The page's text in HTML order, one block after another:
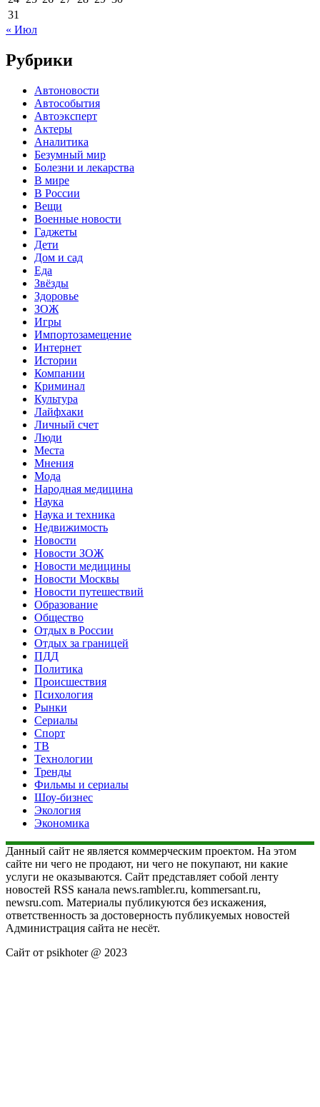
31
« Июл
Рубрики
Автоновости
Автособытия
Автоэксперт
Актеры
Аналитика
Безумный мир
Болезни и лекарства
В мире
В России
Вещи
Военные новости
Гаджеты
Дети
Дом и сад
Еда
Звёзды
Здоровье
ЗОЖ
Игры
Импортозамещение
Интернет
Истории
Компании
Криминал
Культура
Лайфхаки
Личный счет
Люди
Места
Мнения
Мода
Народная медицина
Наука
Наука и техника
Недвижимость
Новости
Новости ЗОЖ
Новости медицины
Новости Москвы
Новости путешествий
Образование
Общество
Отдых в России
Отдых за границей
ПДД
Политика
Происшествия
Психология
Рынки
Сериалы
Спорт
ТВ
Технологии
Тренды
Фильмы и сериалы
Шоу-бизнес
Экология
Экономика
Данный сайт не является коммерческим проектом. На этом
сайте ни чего не продают, ни чего не покупают, ни какие
услуги не оказываются. Сайт представляет собой ленту
новостей RSS канала news.rambler.ru, kommersant.ru,
newsru.com. Материалы публикуются без искажения,
ответственность за достоверность публикуемых новостей
Администрация сайта не несёт.
Сайт от psikhoter @ 2023